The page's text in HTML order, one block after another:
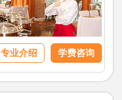
专业介绍 学费咨询